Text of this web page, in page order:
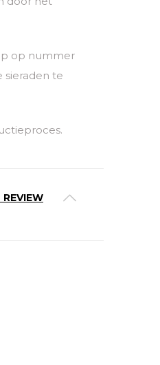
op nummer
sieraden te
REVIEW